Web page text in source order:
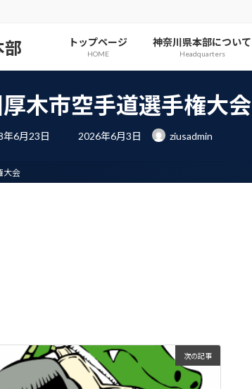
トップページ
HOME
神奈川県本部について
Headquarters
木市空手道選手権大会
年6月23日
最
終
2026年6月3日 ziusadmin
大会
次の記事